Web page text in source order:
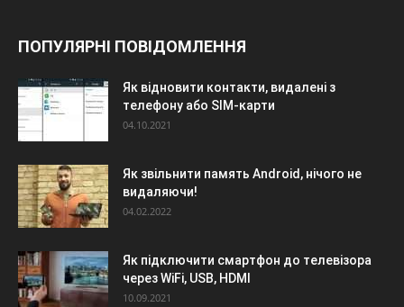
ПОПУЛЯРНІ ПОВІДОМЛЕННЯ
Як відновити контакти, видалені з
телефону або SIM-карти
04.10.2021
Як звільнити память Android, нічого не
видаляючи!
04.02.2022
Як підключити смартфон до телевізора
через WiFi, USB, HDMI
10.09.2021